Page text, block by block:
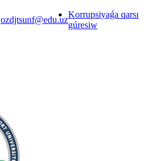
ozdjtsunf@edu.uz
Korrupsiyaǵa qarsı
gúresiw